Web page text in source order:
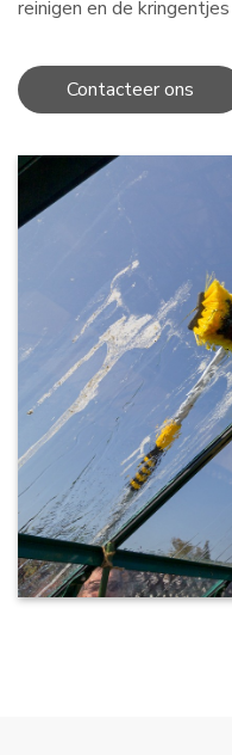
reinigen en de
Contacteer ons